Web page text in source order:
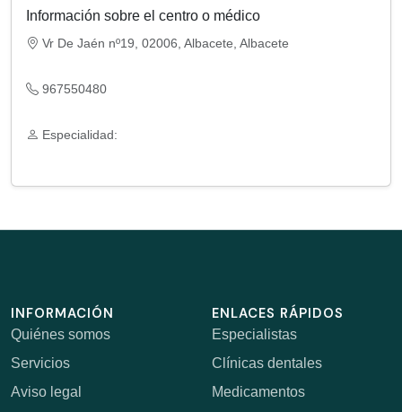
Información sobre el centro o médico
Vr De Jaén nº19, 02006, Albacete, Albacete
967550480
Especialidad:
INFORMACIÓN
Quiénes somos
Servicios
Aviso legal
ENLACES RÁPIDOS
Especialistas
Clínicas dentales
Medicamentos